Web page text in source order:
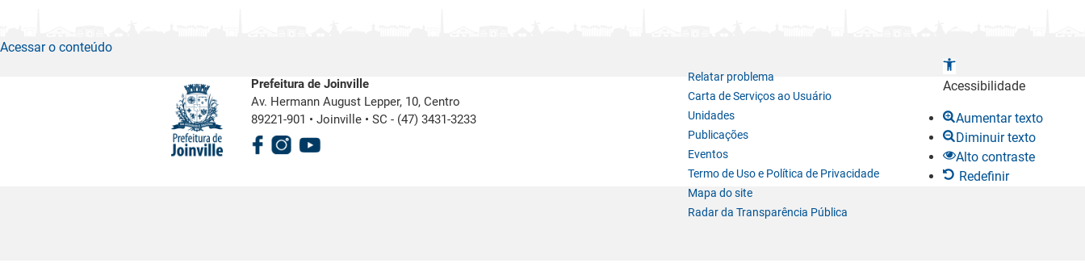
Prefeitura de Joinville
Av. Hermann August Lepper, 10, Centro
89221-901 •Joinville •SC - (47) 3431-3233
Relatar problema
Carta de Serviços ao Usuário
Unidades
Publicações
Eventos
Termo de Uso e Política de Privacidade
Mapa do site
Radar da Transparência Pública
Acessar o conteúdo
A
b
i
r
a
b
Acessibilidade
Aumentar texto
Diminuir texto
Alto contraste
Redefinir